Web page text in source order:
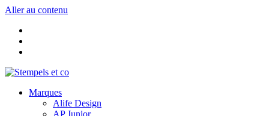
Aller au contenu
Marques
Alife Design
AP Junior